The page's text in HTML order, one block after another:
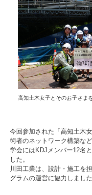
高知土木女子とそのお子さま
今回参加された「高知土木
術者のネットワーク構築な
学会にはKDJメンバー12名
した。
川田工業は、設計・施工を
グラムの運営に協力しました